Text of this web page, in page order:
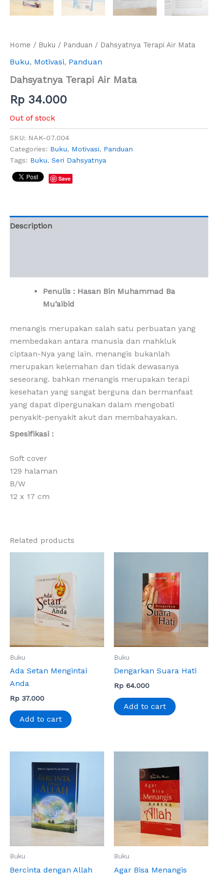
Home / Buku / Panduan / Dahsyatnya Terapi Air Mata
Buku, Motivasi, Panduan
Dahsyatnya Terapi Air Mata
Rp 34.000
Out of stock
SKU: NAK-07.004
Categories: Buku, Motivasi, Panduan
Tags: Buku, Seri Dahsyatnya
Save
Description
Penulis : Hasan Bin Muhammad Ba
Mu’aibid
menangis merupakan salah satu perbuatan yang
membedakan antara manusia dan mahkluk
ciptaan-Nya yang lain. menangis bukanlah
merupakan kelemahan dan tidak dewasanya
seseorang. bahkan menangis merupakan terapi
kesehatan yang sangat berguna dan bermanfaat
yang dapat dipergunakan dalam mengobati
penyakit-penyakit akut dan membahayakan.
Spesifikasi :
Soft cover
129 halaman
B/W
12 x 17 cm
Related products
Buku
Ada Setan Mengintai
Anda
Rp 37.000
Add to cart
Buku
Dengarkan Suara Hati
Rp 64.000
Add to cart
Buku
Bercinta dengan Allah
Buku
Agar Bisa Menangis